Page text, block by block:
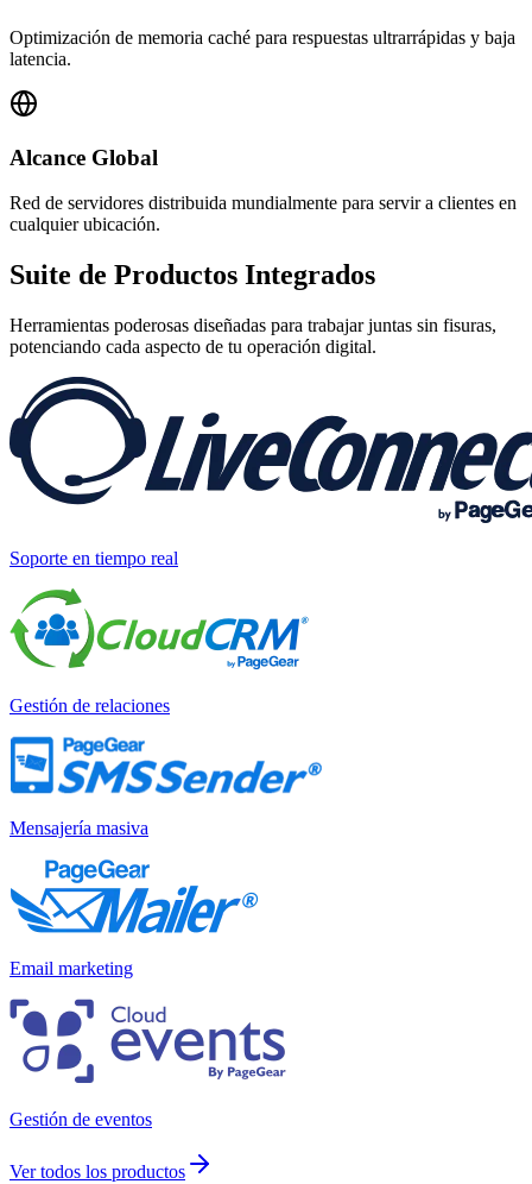
Optimización de memoria caché para respuestas ultrarrápidas y baja
latencia.
Alcance Global
Red de servidores distribuida mundialmente para servir a clientes en
cualquier ubicación.
Suite de Productos Integrados
Herramientas poderosas diseñadas para trabajar juntas sin fisuras,
potenciando cada aspecto de tu operación digital.
Soporte en tiempo real
Gestión de relaciones
Mensajería masiva
Email marketing
Gestión de eventos
Ver todos los productos